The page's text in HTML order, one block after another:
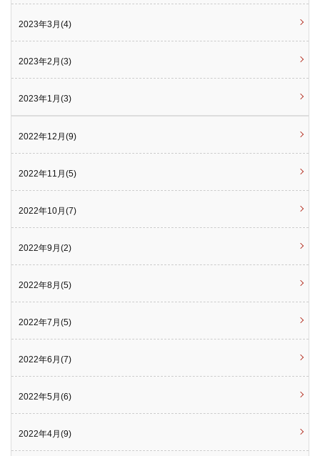
2023年3月(4)
2023年2月(3)
2023年1月(3)
2022年12月(9)
2022年11月(5)
2022年10月(7)
2022年9月(2)
2022年8月(5)
2022年7月(5)
2022年6月(7)
2022年5月(6)
2022年4月(9)